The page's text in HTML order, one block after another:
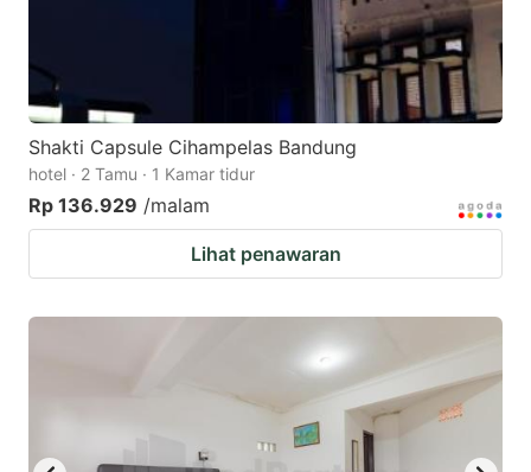
Shakti Capsule Cihampelas Bandung
hotel · 2 Tamu · 1 Kamar tidur
Rp 136.929 /malam
Lihat penawaran